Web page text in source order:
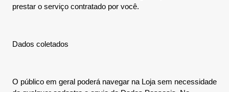
prestar o serviço contratado por você.
Dados coletados
O público em geral poderá navegar na Loja sem necessidade